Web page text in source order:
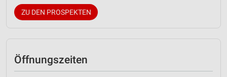
ZU DEN PROSPEKTEN
Öffnungszeiten